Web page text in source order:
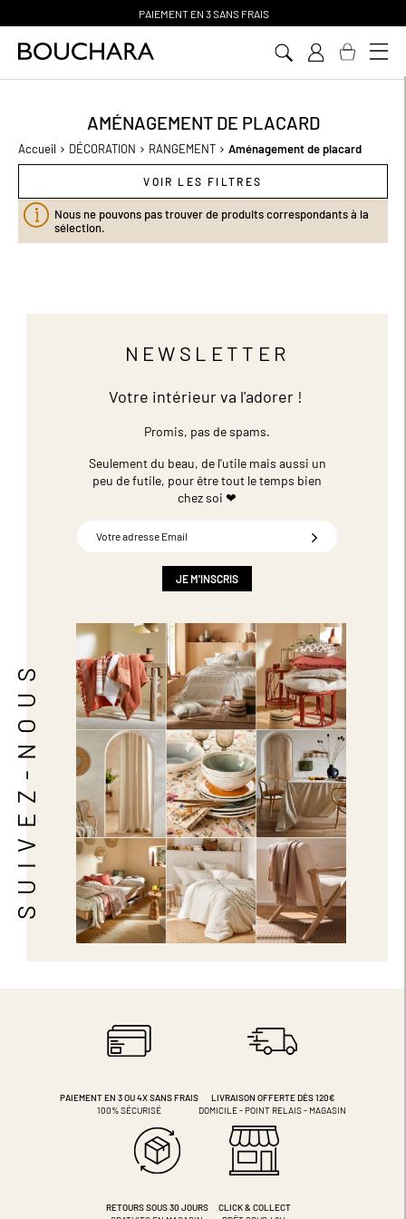
PAIEMENT EN 3 SANS FRAIS
AMÉNAGEMENT DE PLACARD
Accueil DÉCORATION RANGEMENT Aménagement de placard
VOIR LES FILTRES
Nous ne pouvons pas trouver de produits correspondants à la
sélection.
SUIVEZ-NOUS
NEWSLETTER
Votre intérieur va l'adorer !
Promis, pas de spams.
Seulement du beau, de l'utile mais aussi un
peu de futile, pour être tout le temps bien
chez soi ❤
JE M'INSCRIS
PAIEMENT EN 3 OU 4XSANS FRAIS
100% SÉCURISÉ
LIVRAISON OFFERTE DÈS 120€
DOMICILE - POINT RELAIS - MAGASIN
RETOURS SOUS 30 JOURS
CLICK & COLLECT